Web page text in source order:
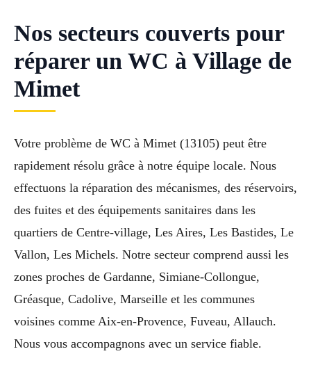
Nos secteurs couverts pour
réparer un WC à Village de
Mimet
Votre problème de WC à Mimet (13105) peut être
rapidement résolu grâce à notre équipe locale. Nous
effectuons la réparation des mécanismes, des réservoirs,
des fuites et des équipements sanitaires dans les
quartiers de Centre-village, Les Aires, Les Bastides, Le
Vallon, Les Michels. Notre secteur comprend aussi les
zones proches de Gardanne, Simiane-Collongue,
Gréasque, Cadolive, Marseille et les communes
voisines comme Aix-en-Provence, Fuveau, Allauch.
Nous vous accompagnons avec un service fiable.